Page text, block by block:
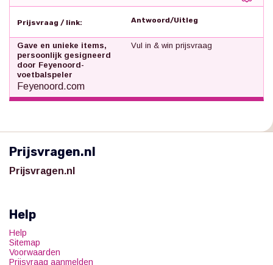
Prijsvraag / link: Antwoord/Uitleg
Gave en unieke items,
persoonlijk gesigneerd
door Feyenoord-
voetbalspeler
Feyenoord.com
Vul in & win prijsvraag
Prijsvragen.nl
Prijsvragen.nl
Help
Help
Sitemap
Voorwaarden
Prijsvraag aanmelden